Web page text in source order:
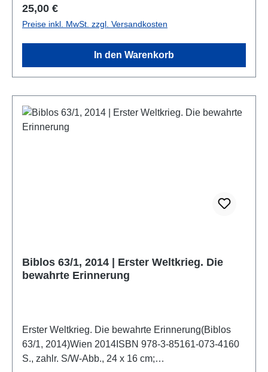
Regulärer Preis:
25,00 €
Preise inkl. MwSt. zzgl. Versandkosten
In den Warenkorb
Biblos 63/1, 2014 | Erster Weltkrieg. Die
bewahrte Erinnerung
Erster Weltkrieg. Die bewahrte Erinnerung(Biblos
63/1, 2014)Wien 2014ISBN 978-3-85161-073-4160
S., zahlr. S/W-Abb., 24 x 16 cm;